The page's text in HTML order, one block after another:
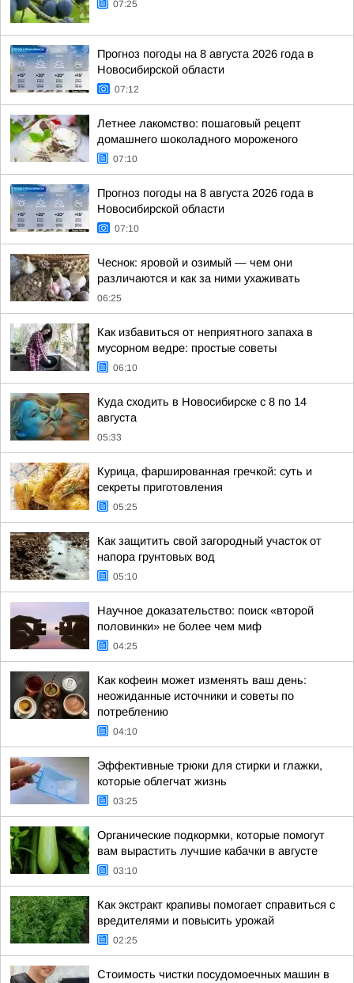
07:25
Прогноз погоды на 8 августа 2026 года в
Новосибирской области
07:12
Летнее лакомство: пошаговый рецепт
домашнего шоколадного мороженого
07:10
Прогноз погоды на 8 августа 2026 года в
Новосибирской области
07:10
Чеснок: яровой и озимый — чем они
различаются и как за ними ухаживать
06:25
Как избавиться от неприятного запаха в
мусорном ведре: простые советы
06:10
Куда сходить в Новосибирске с 8 по 14
августа
05:33
Курица, фаршированная гречкой: суть и
секреты приготовления
05:25
Как защитить свой загородный участок от
напора грунтовых вод
05:10
Научное доказательство: поиск «второй
половинки» не более чем миф
04:25
Как кофеин может изменять ваш день:
неожиданные источники и советы по
потреблению
04:10
Эффективные трюки для стирки и глажки,
которые облегчат жизнь
03:25
Органические подкормки, которые помогут
вам вырастить лучшие кабачки в августе
03:10
Как экстракт крапивы помогает справиться с
вредителями и повысить урожай
02:25
Стоимость чистки посудомоечных машин в